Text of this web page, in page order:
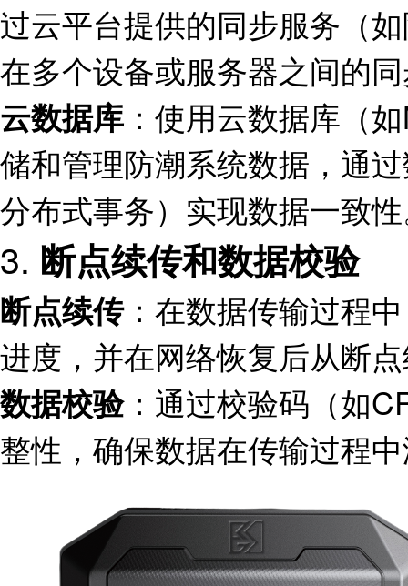
过云平台提供的同步服务（
在多个设备或服务器之间的
云数据库 ：使用云数据库（
储和管理防潮系统数据，通
分布式事务）实现数据一致
3. 断点续传和数据校验
断点续传：在数据传输过程
进度，并在网络恢复后从断
数据校验：通过校验码（如
整性，确保数据在传输过程